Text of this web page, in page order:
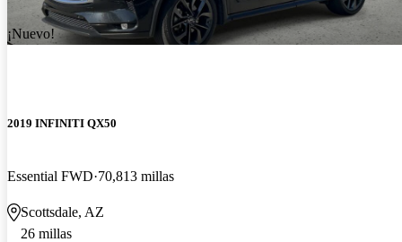
¡Nuevo!
2019 INFINITI QX50
Essential FWD 70,813 millas
Scottsdale, AZ
26 millas